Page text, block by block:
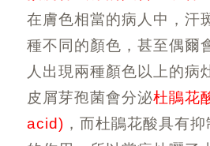
在膚色相當的病人中，汗
種不同的顏色，甚至偶爾
人出現兩種顏色以上的病
皮屑芽孢菌會分泌杜鵑花
acid) ，而杜鵑花酸具有